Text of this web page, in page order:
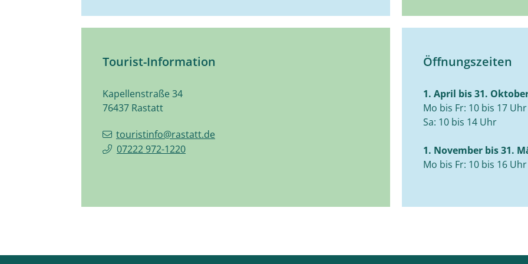
Tourist-Information
Kapellenstraße 34
76437 Rastatt
touristinfo@rastatt.de
07222 972-1220
Öffnungszeiten
1. April bis 31.
Mo bis Fr: 10 bis 17 Uhr
Sa: 10 bis 14 Uhr
1. November bis 31.
Mo bis Fr: 10 bis 16 Uhr